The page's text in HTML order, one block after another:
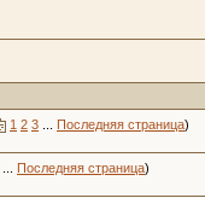
1 2 3 Последняя страница)
Последняя страница)